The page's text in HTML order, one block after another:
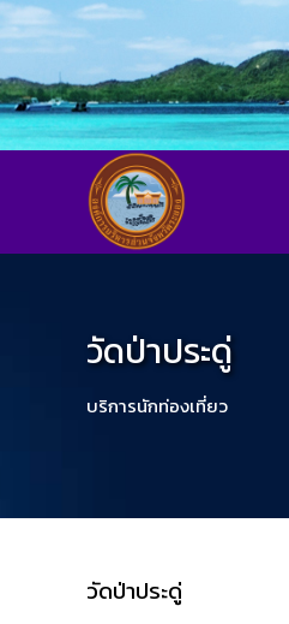
วัดป่าประดู่
บริการนักท่องเที่ยว
วัดป่าประดู่